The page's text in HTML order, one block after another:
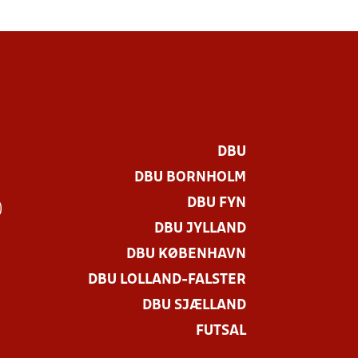
DBU
DBU BORNHOLM
DBU FYN
DBU JYLLAND
DBU KØBENHAVN
DBU LOLLAND-FALSTER
DBU SJÆLLAND
FUTSAL